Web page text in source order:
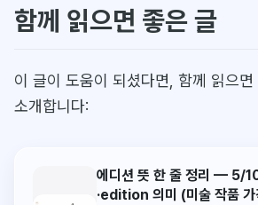
함께 읽으면 좋은 글
이 글이 도움이 되셨다면, 함께 읽으면
소개합니다:
에디션 뜻 한 줄 정리 — 5/
·edition 의미 (미술 작품 가